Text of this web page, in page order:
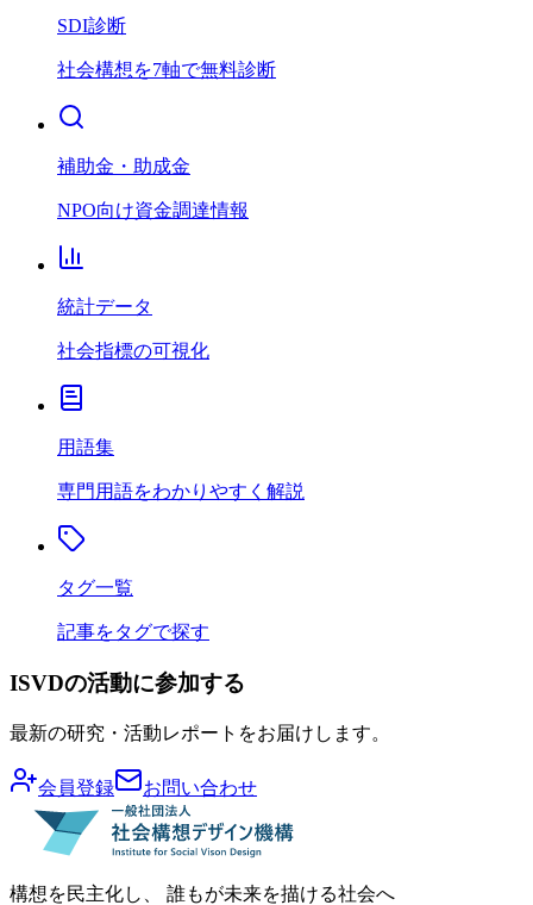
SDI診断
社会構想を7軸で無料診断
補助金・助成金
NPO向け資金調達情報
統計データ
社会指標の可視化
用語集
専門用語をわかりやすく解説
タグ一覧
記事をタグで探す
ISVDの活動に参加する
最新の研究・活動レポートをお届けします。
会員登録 お問い合わせ
構想を民主化し、 誰もが未来を描ける社会へ